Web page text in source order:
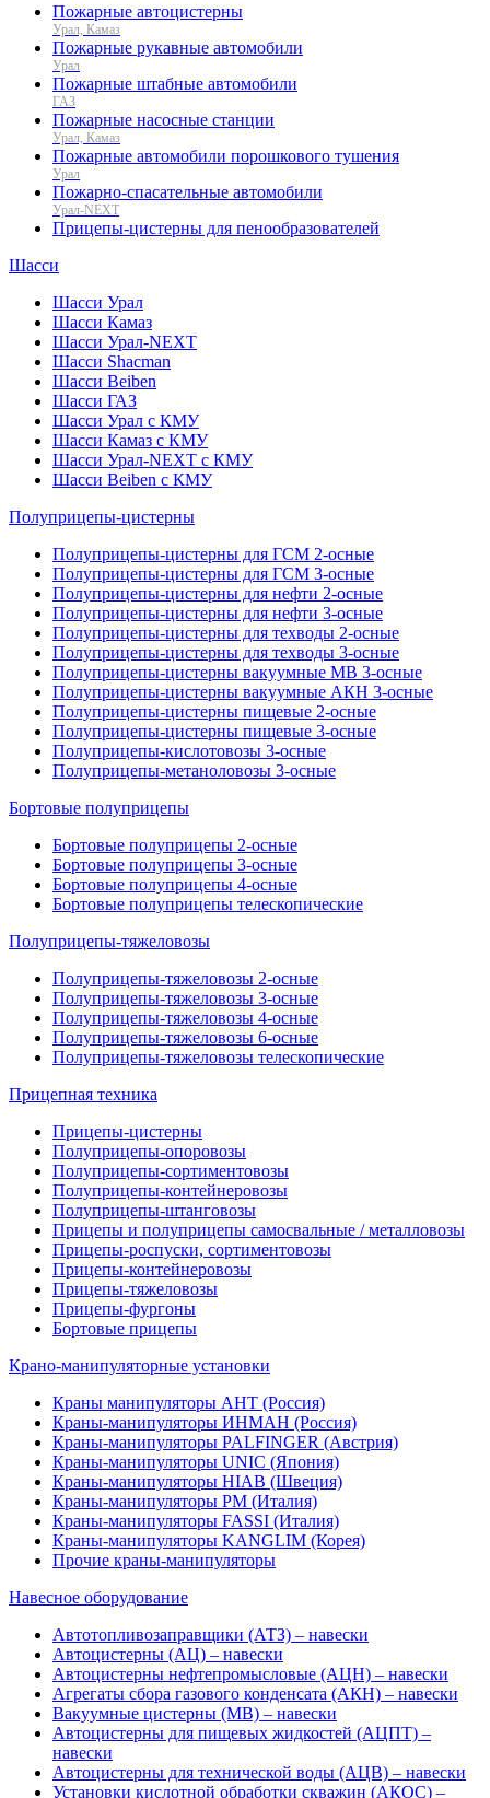
Пожарные автоцистерны
Урал, Камаз
Пожарные рукавные автомобили
Урал
Пожарные штабные автомобили
ГАЗ
Пожарные насосные станции
Урал, Камаз
Пожарные автомобили порошкового тушения
Урал
Пожарно-спасательные автомобили
Урал-NEXT
Прицепы-цистерны для пенообразователей
Шасси
Шасси Урал
Шасси Камаз
Шасси Урал-NEXT
Шасси Shacman
Шасси Beiben
Шасси ГАЗ
Шасси Урал с КМУ
Шасси Камаз с КМУ
Шасси Урал-NEXT с КМУ
Шасси Beiben с КМУ
Полуприцепы-цистерны
Полуприцепы-цистерны для ГСМ 2-осные
Полуприцепы-цистерны для ГСМ 3-осные
Полуприцепы-цистерны для нефти 2-осные
Полуприцепы-цистерны для нефти 3-осные
Полуприцепы-цистерны для техводы 2-осные
Полуприцепы-цистерны для техводы 3-осные
Полуприцепы-цистерны вакуумные МВ 3-осные
Полуприцепы-цистерны вакуумные АКН 3-осные
Полуприцепы-цистерны пищевые 2-осные
Полуприцепы-цистерны пищевые 3-осные
Полуприцепы-кислотовозы 3-осные
Полуприцепы-метаноловозы 3-осные
Бортовые полуприцепы
Бортовые полуприцепы 2-осные
Бортовые полуприцепы 3-осные
Бортовые полуприцепы 4-осные
Бортовые полуприцепы телескопические
Полуприцепы-тяжеловозы
Полуприцепы-тяжеловозы 2-осные
Полуприцепы-тяжеловозы 3-осные
Полуприцепы-тяжеловозы 4-осные
Полуприцепы-тяжеловозы 6-осные
Полуприцепы-тяжеловозы телескопические
Прицепная техника
Прицепы-цистерны
Полуприцепы-опоровозы
Полуприцепы-сортиментовозы
Полуприцепы-контейнеровозы
Полуприцепы-штанговозы
Прицепы и полуприцепы самосвальные / металловозы
Прицепы-роспуски, сортиментовозы
Прицепы-контейнеровозы
Прицепы-тяжеловозы
Прицепы-фургоны
Бортовые прицепы
Крано-манипуляторные установки
Краны манипуляторы АНТ (Россия)
Краны-манипуляторы ИНМАН (Россия)
Краны-манипуляторы PALFINGER (Австрия)
Краны-манипуляторы UNIC (Япония)
Краны-манипуляторы HIAB (Швеция)
Краны-манипуляторы PM (Италия)
Краны-манипуляторы FASSI (Италия)
Краны-манипуляторы KANGLIM (Корея)
Прочие краны-манипуляторы
Навесное оборудование
Автотопливозаправщики (АТЗ) – навески
Автоцистерны (АЦ) – навески
Автоцистерны нефтепромысловые (АЦН) – навески
Агрегаты сбора газового конденсата (АКН) – навески
Вакуумные цистерны (МВ) – навески
Автоцистерны для пищевых жидкостей (АЦПТ) –
навески
Автоцистерны для технической воды (АЦВ) – навески
Установки кислотной обработки скважин (АКОС) –